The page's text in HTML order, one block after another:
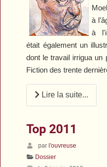
à
à
était également un
dont le travail irrigua un
Fiction des trente
Lire la suite...
Top 2011
parl'ouvreuse
Dossier